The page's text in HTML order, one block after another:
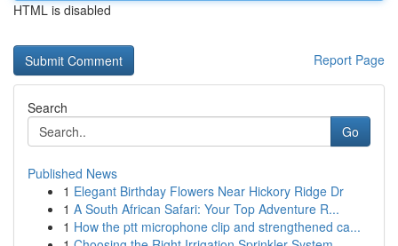
HTML is disabled
Report Page
Search
Go
Published News
1 Elegant Birthday Flowers Near Hickory Ridge Dr
1 A South African Safari: Your Top Adventure R...
1 How the ptt microphone clip and strengthened ca...